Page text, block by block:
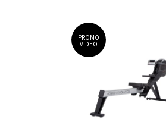
PROMO
VIDEO